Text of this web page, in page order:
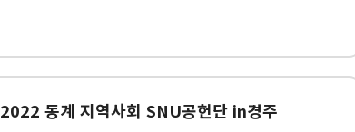
2022 동계 지역사회 SNU공헌단 in경주